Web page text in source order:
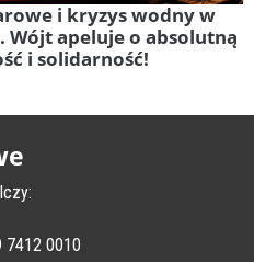
i kryzys wodny w
Wójt apeluje o absolutną
i solidarność!
7412 0010